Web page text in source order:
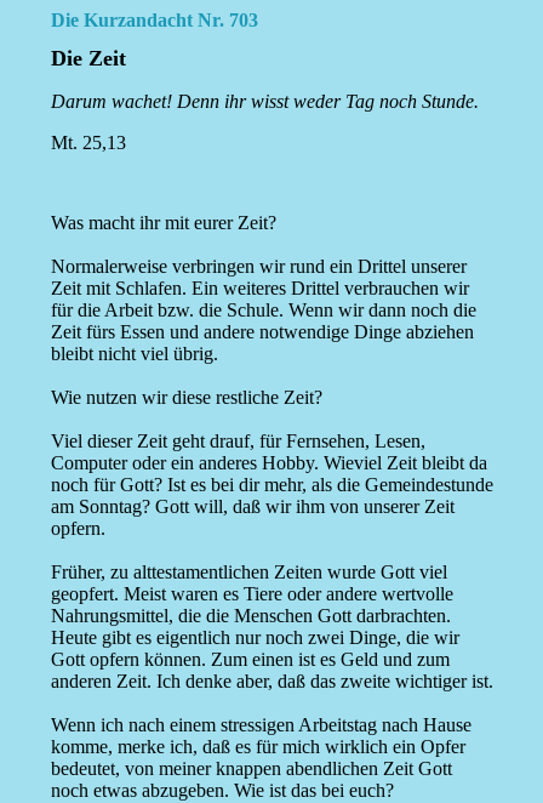
Die Kurzandacht Nr. 703
Die Zeit
Darum wachet! Denn ihr wisst weder Tag noch Stunde.
Mt. 25,13
Was macht ihr mit eurer Zeit?
Normalerweise verbringen wir rund ein Drittel unserer
Zeit mit Schlafen. Ein weiteres Drittel verbrauchen wir
für die Arbeit bzw. die Schule. Wenn wir dann noch die
Zeit fürs Essen und andere notwendige Dinge abziehen
bleibt nicht viel übrig.
Wie nutzen wir diese restliche Zeit?
Viel dieser Zeit geht drauf, für Fernsehen, Lesen,
Computer oder ein anderes Hobby. Wieviel Zeit bleibt da
noch für Gott? Ist es bei dir mehr, als die Gemeindestunde
am Sonntag? Gott will, daß wir ihm von unserer Zeit
opfern.
Früher, zu alttestamentlichen Zeiten wurde Gott viel
geopfert. Meist waren es Tiere oder andere wertvolle
Nahrungsmittel, die die Menschen Gott darbrachten.
Heute gibt es eigentlich nur noch zwei Dinge, die wir
Gott opfern können. Zum einen ist es Geld und zum
anderen Zeit. Ich denke aber, daß das zweite wichtiger ist.
Wenn ich nach einem stressigen Arbeitstag nach Hause
komme, merke ich, daß es für mich wirklich ein Opfer
bedeutet, von meiner knappen abendlichen Zeit Gott
noch etwas abzugeben. Wie ist das bei euch?